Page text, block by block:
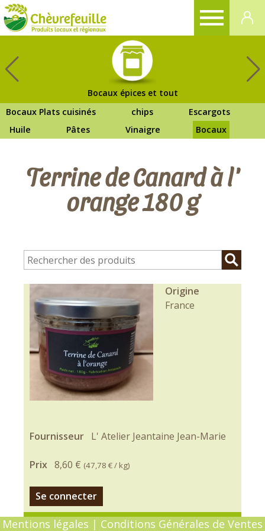
Bocaux épices et tout
Bocaux Plats cuisinés
chips
Escargots
Huile
Pâtes Vinaigre Bocaux
Terrine de Canard à l'
orange 180 g
Origine
France
Fournisseur L' Atelier Jeantaine Jean-Marie
Prix 8,60 € (47,78 €/ kg)
Se connecter
Mentions légales | Conditions Générales de Ventes